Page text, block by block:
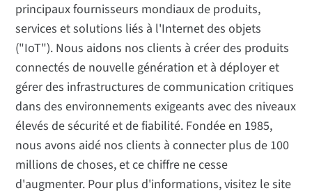
principaux fournisseurs mondiaux de produits,
services et solutions liés à l'Internet des objets
("IoT"). Nous aidons nos clients à créer des produits
connectés de nouvelle génération et à déployer et
gérer des infrastructures de communication critiques
dans des environnements exigeants avec des niveaux
élevés de sécurité et de fiabilité. Fondée en 1985,
nous avons aidé nos clients à connecter plus de 100
millions de choses, et ce chiffre ne cesse
d'augmenter. Pour plus d'informations, visitez le site